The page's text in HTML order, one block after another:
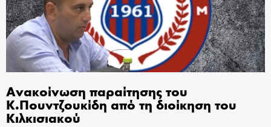
Ανακοίνωση παραίτησης του
Κ.Πουντζουκίδη από τη διοίκηση του
Κιλκισιακού